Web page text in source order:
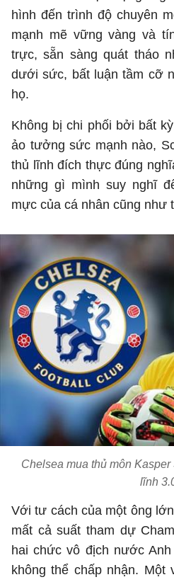
hình đến trình độ chuyên
mạnh mẽ vững vàng và
trực, sẵn sàng quát tháo
dưới sức, bất luận tầm cỡ
họ.
Không bị chi phối bởi bất
ảo tưởng sức mạnh nào,
thủ lĩnh đích thực đúng
những gì mình suy nghĩ
mực của cá nhân cũng như
Chelsea mua thủ môn
lĩnh
Với tư cách của một ông
mất cả suất tham dự
hai chức vô địch nước
không thể chấp nhận.